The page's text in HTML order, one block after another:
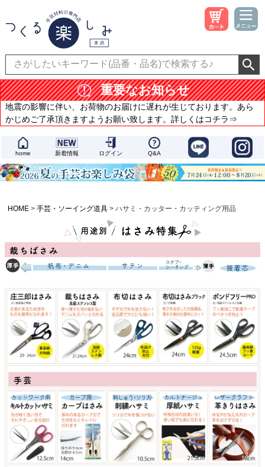
重要なお知らせ
地震の影響に伴い、お荷物のお届けに遅れが生じております。あら
かじめご了承頂きますようお願い致します。詳しくはコチラ⇒
home 新着情報 ログイン Q&A
HOME 手芸・ソーイング道具 ハサミ・カッター・カッティング用品